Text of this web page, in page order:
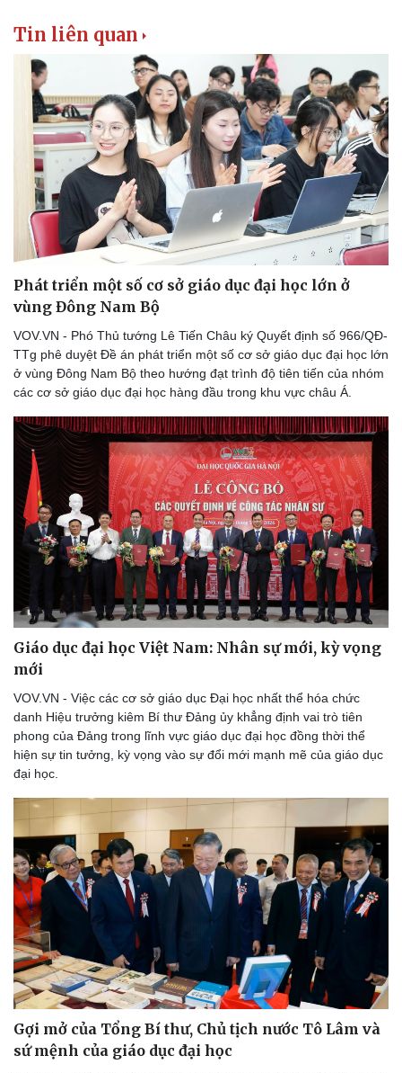
Doanh nghiệp
Thông tin doanh nghiệp
Doanh nghiệp 24h
Doanh nhân
Vì cộng đồng
Công nghệ
Sành điệu
Tin Công nghệ
Trải nghiệm
Chuyển đổi số
Tin liên quan
Phát triển một số cơ sở giáo dục đại học lớn ở
vùng Đông Nam Bộ
VOV.VN - Phó Thủ tướng Lê Tiến Châu ký Quyết định số 966/QĐ-
TTg phê duyệt Đề án phát triển một số cơ sở giáo dục đại học lớn
ở vùng Đông Nam Bộ theo hướng đạt trình độ tiên tiến của nhóm
các cơ sở giáo dục đại học hàng đầu trong khu vực châu Á.
Giáo dục đại học Việt Nam: Nhân sự mới, kỳ vọng
mới
VOV.VN - Việc các cơ sở giáo dục Đại học nhất thể hóa chức
danh Hiệu trưởng kiêm Bí thư Đảng ủy khẳng định vai trò tiên
phong của Đảng trong lĩnh vực giáo dục đại học đồng thời thể
hiện sự tin tưởng, kỳ vọng vào sự đổi mới mạnh mẽ của giáo dục
đại học.
Gợi mở của Tổng Bí thư, Chủ tịch nước Tô Lâm và
sứ mệnh của giáo dục đại học